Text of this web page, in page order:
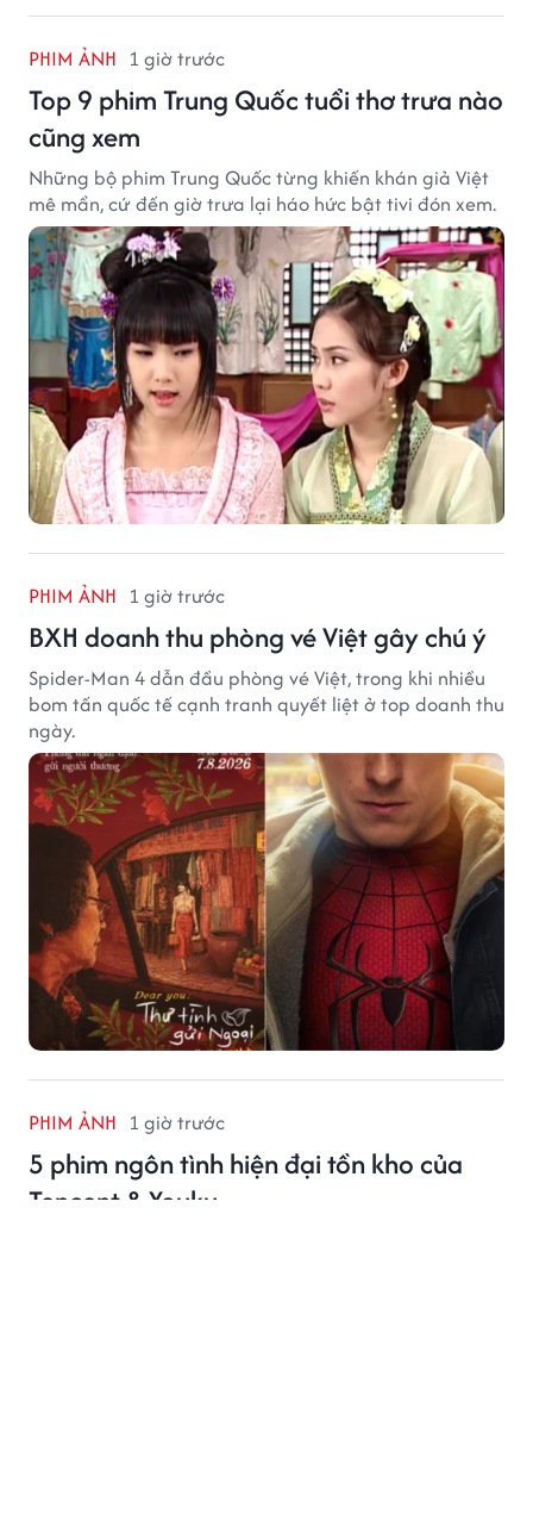
PHIM ẢNH 1 giờ trước
Top 9 phim Trung Quốc tuổi thơ trưa nào
cũng xem
Những bộ phim Trung Quốc từng khiến khán giả Việt
mê mẩn, cứ đến giờ trưa lại háo hức bật tivi đón xem.
PHIM ẢNH 1 giờ trước
BXH doanh thu phòng vé Việt gây chú ý
Spider-Man 4 dẫn đầu phòng vé Việt, trong khi nhiều
bom tấn quốc tế cạnh tranh quyết liệt ở top doanh thu
ngày.
PHIM ẢNH 1 giờ trước
5 phim ngôn tình hiện đại tồn kho của
Tencent & Youku